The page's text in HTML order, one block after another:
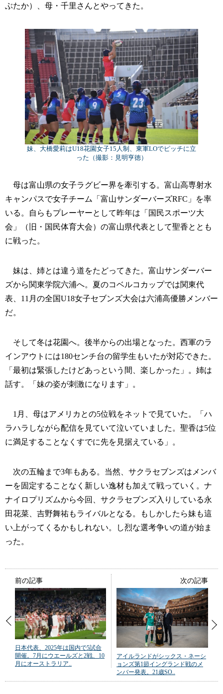
ぶたか）、母・千里さんとやってきた。
妹、大橋愛莉はU18花園女子15人制、東軍LOでピッチに立
った（撮影：見明亨徳）
母は富山県の女子ラグビー界を牽引する。富山高専射水
キャンパスで女子チーム「富山サンダーバーズRFC」を率
いる。自らもプレーヤーとして昨年は「国民スポーツ大
会」（旧・国民体育大会）の富山県代表として聖香ととも
に戦った。
妹は、姉とは違う道をたどってきた。富山サンダーバー
ズから関東学院六浦へ。夏のコベルコカップでは関東代
表、11月の全国U18女子セブンズ大会は六浦高優勝メンバー
だ。
そして冬は花園へ。後半からの出場となった。西軍のラ
インアウトには180センチ台の留学生もいたが対応できた。
「最初は緊張したけどあっという間、楽しかった」。姉は
話す。「妹の姿が刺激になります」。
1月、母はアメリカとの5位戦をネットで見ていた。「ハ
ラハラしながら配信を見ていて泣いていました。聖香は5位
に満足することなくすでに先を見据えている」。
次の五輪まで3年もある。当然、サクラセブンズはメンバ
ーを固定することなく新しい逸材も加えて戦っていく。ナ
ナイロプリズムから今回、サクラセブンズ入りしている永
田花菜、吉野舞祐もライバルとなる。もしかしたら妹も這
い上がってくるかもしれない。し烈な選考争いの道が始ま
った。
前の記事
日本代表、2025年は国内で5試合
開催。7月にウエールズと2戦、10
月にオーストラリア..
次の記事
アイルランドがシックス・ネーシ
ョンズ第1節イングランド戦のメ
ンバー発表。21歳SO..